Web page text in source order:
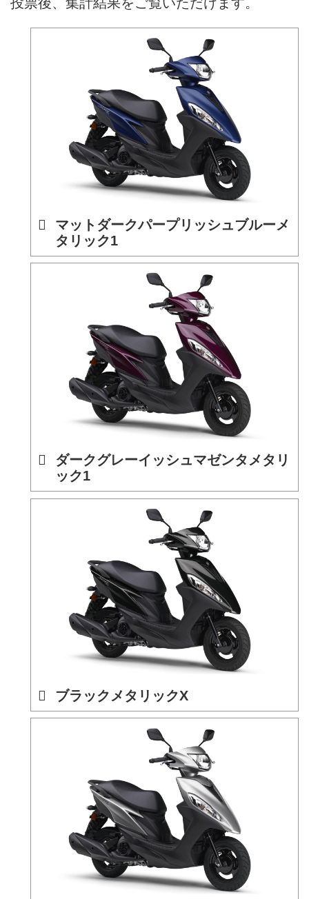
マットダークパープリッシュブルーメ
タリック1
ダークグレーイッシュマゼンタメタリ
ック1
ブラックメタリックX